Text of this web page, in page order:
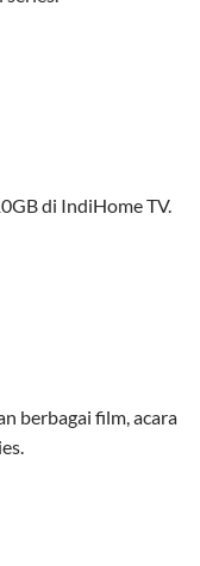
cepat baik
pada satu
bisa menikmati
jaringan dan
dengan anggota
di IndiHome TV.
berbagai film, acara